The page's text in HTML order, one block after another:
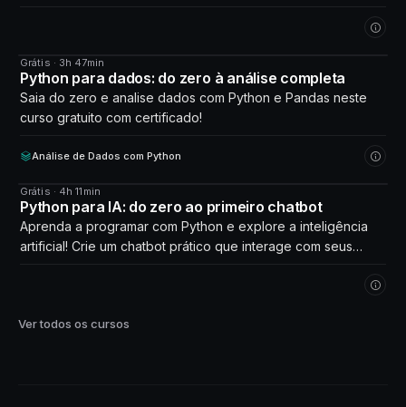
CURSO
Grátis · 3h 47min
Python para dados: do zero à análise completa
Saia do zero e analise dados com Python e Pandas neste
curso gratuito com certificado!
Análise de Dados com Python
CURSO
Grátis · 4h 11min
Python para IA: do zero ao primeiro chatbot
Aprenda a programar com Python e explore a inteligência
artificial! Crie um chatbot prático que interage com seus
Ver todos os cursos